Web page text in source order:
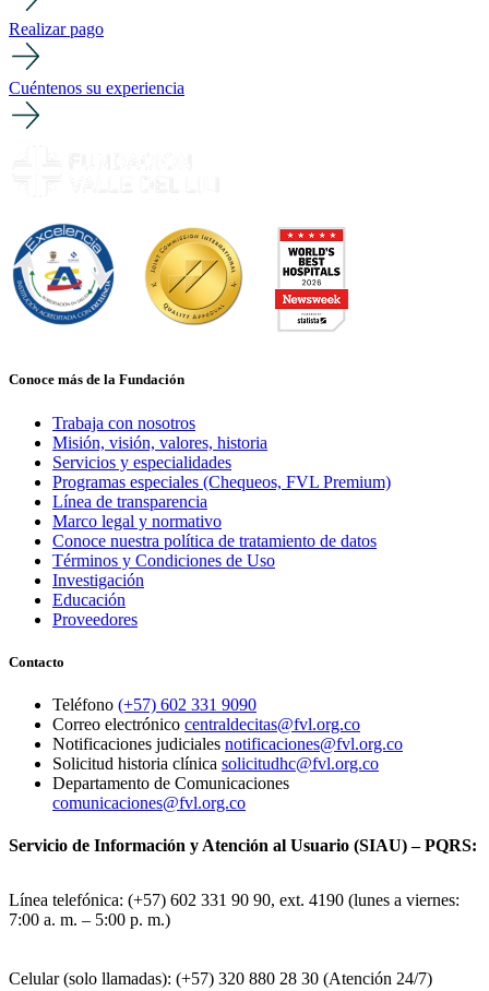
Realizar pago
Cuéntenos su experiencia
Conoce más de la Fundación
Trabaja con nosotros
Misión, visión, valores, historia
Servicios y especialidades
Programas especiales (Chequeos, FVL Premium)
Línea de transparencia
Marco legal y normativo
Conoce nuestra política de tratamiento de datos
Términos y Condiciones de Uso
Investigación
Educación
Proveedores
Contacto
Teléfono (+57) 602 331 9090
Correo electrónico centraldecitas@fvl.org.co
Notificaciones judiciales notificaciones@fvl.org.co
Solicitud historia clínica solicitudhc@fvl.org.co
Departamento de Comunicaciones
comunicaciones@fvl.org.co
Servicio de Información y Atención al Usuario (SIAU) – PQRS:
Línea telefónica: (+57) 602 331 90 90, ext. 4190 (lunes a viernes:
7:00 a. m. – 5:00 p. m.)
Celular (solo llamadas): (+57) 320 880 28 30 (Atención 24/7)